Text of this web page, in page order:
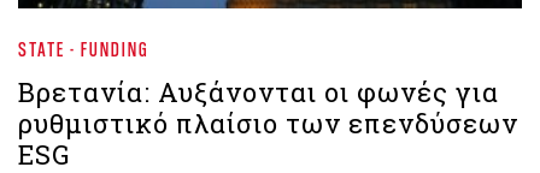
STATE - FUNDING
Βρετανία: Αυξάνονται οι φωνές για
ρυθμιστικό πλαίσιο των επενδύσεων
ESG